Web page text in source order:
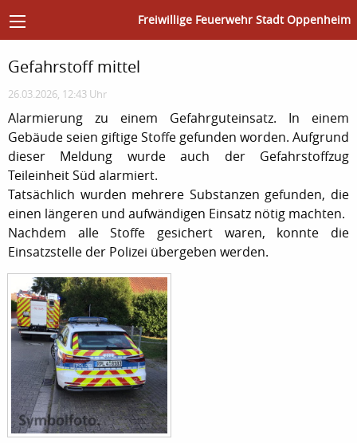
Freiwillige Feuerwehr Stadt Oppenheim
Gefahrstoff mittel
26.03.2026, 12:43 Uhr
Alarmierung zu einem Gefahrguteinsatz. In einem
Gebäude seien giftige Stoffe gefunden worden. Aufgrund
dieser Meldung wurde auch der Gefahrstoffzug
Teileinheit Süd alarmiert.
Tatsächlich wurden mehrere Substanzen gefunden, die
einen längeren und aufwändigen Einsatz nötig machten.
Nachdem alle Stoffe gesichert waren, konnte die
Einsatzstelle der Polizei übergeben werden.